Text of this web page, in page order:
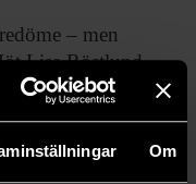
Om
– men
Lisa Röstlund
i sin nya bok